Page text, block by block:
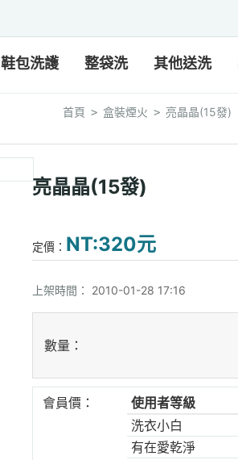
鞋包洗護 整袋洗 其他送洗
首頁 > 盒裝煙火 > 亮晶晶(15發)
亮晶晶(15發)
定價： NT:320元
上架時間： 2010-01-28 17:16
數量：
會員價： 使用者等級
洗衣小白
有在愛乾淨